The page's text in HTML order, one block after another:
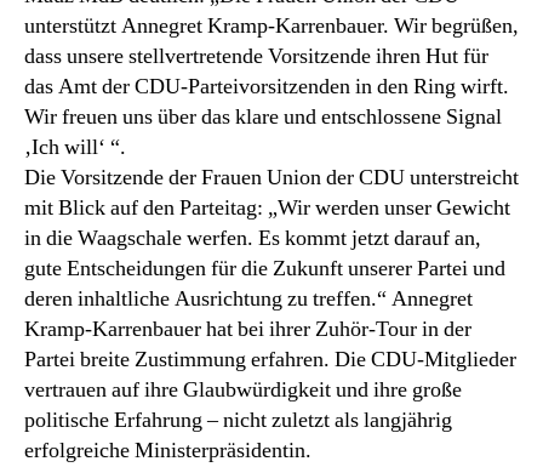
unterstützt Annegret Kramp-Karrenbauer. Wir begrüßen,
dass unsere stellvertretende Vorsitzende ihren Hut für
das Amt der CDU-Parteivorsitzenden in den Ring wirft.
Wir freuen uns über das klare und entschlossene Signal
‚Ich will‘ “.
Die Vorsitzende der Frauen Union der CDU unterstreicht
mit Blick auf den Parteitag: „Wir werden unser Gewicht
in die Waagschale werfen. Es kommt jetzt darauf an,
gute Entscheidungen für die Zukunft unserer Partei und
deren inhaltliche Ausrichtung zu treffen.“ Annegret
Kramp-Karrenbauer hat bei ihrer Zuhör-Tour in der
Partei breite Zustimmung erfahren. Die CDU-Mitglieder
vertrauen auf ihre Glaubwürdigkeit und ihre große
politische Erfahrung – nicht zuletzt als langjährig
erfolgreiche Ministerpräsidentin.